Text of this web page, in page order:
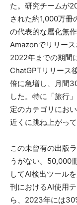
た。研究チームが
された約1,000万
の代表的な層化無
Amazonでリリー
2022年までの期間
ChatGPTリリース
倍に急増し、月間
した。特に「旅行
定のカテゴリにお
近くに跳ね上がって
この未曾有の出版
うがない。50,000
してAI検出ツール
刊におけるAI使用
ら、2023年には